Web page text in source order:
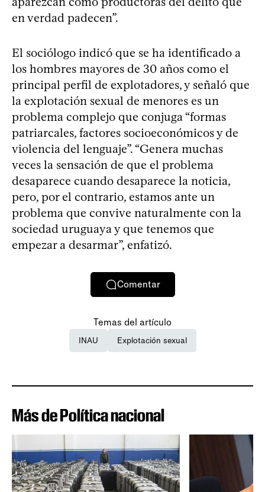
en verdad padecen”.
El sociólogo indicó que se ha identificado a
los hombres mayores de 30 años como el
principal perfil de explotadores, y señaló que
la explotación sexual de menores es un
problema complejo que conjuga “formas
patriarcales, factores socioeconómicos y de
violencia del lenguaje”. “Genera muchas
veces la sensación de que el problema
desaparece cuando desaparece la noticia,
pero, por el contrario, estamos ante un
problema que convive naturalmente con la
sociedad uruguaya y que tenemos que
empezar a desarmar”, enfatizó.
Comentar
Temas del artículo
INAU Explotación sexual
Más de Política nacional